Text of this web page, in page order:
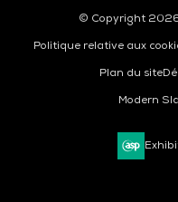
© Copyright
Politique relative aux
Plan du site
Modern